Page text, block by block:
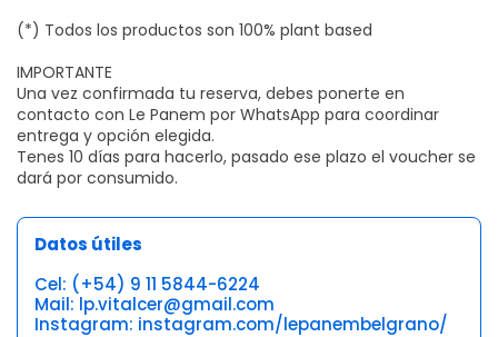
(*) Todos los productos son 100% plant based
IMPORTANTE
Una vez confirmada tu reserva, debes ponerte en
contacto con Le Panem por WhatsApp para coordinar
entrega y opción elegida.
Tenes 10 días para hacerlo, pasado ese plazo el voucher se
dará por consumido.
Datos útiles
Cel: (+54) 9 11 5844-6224
Mail: lp.vitalcer@gmail.com
Instagram: instagram.com/lepanembelgrano/